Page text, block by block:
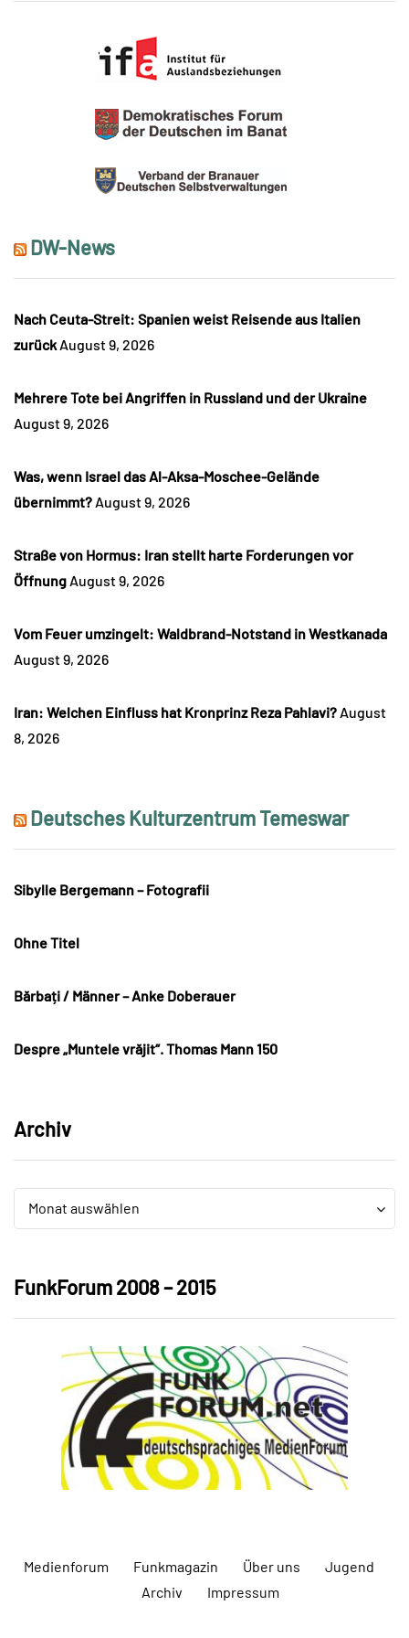
DW-News
Nach Ceuta-Streit: Spanien weist Reisende aus Italien
zurück August 9, 2026
Mehrere Tote bei Angriffen in Russland und der Ukraine
August 9, 2026
Was, wenn Israel das Al-Aksa-Moschee-Gelände
übernimmt? August 9, 2026
Straße von Hormus: Iran stellt harte Forderungen vor
Öffnung August 9, 2026
Vom Feuer umzingelt: Waldbrand-Notstand in Westkanada
August 9, 2026
Iran: Welchen Einfluss hat Kronprinz Reza Pahlavi? August
8, 2026
Deutsches Kulturzentrum Temeswar
Sibylle Bergemann – Fotografii
Ohne Titel
Bărbați / Männer – Anke Doberauer
Despre „Muntele vrăjit“. Thomas Mann 150
Archiv
Archiv
Monat auswählen
Archiv
FunkForum 2008 – 2015
Medienforum Funkmagazin Über uns
Jugend
Archiv
Impressum